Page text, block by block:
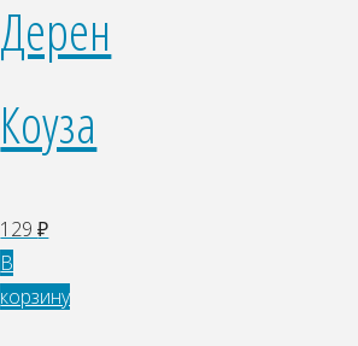
Дерен
Коуза
129₽
В
корзину